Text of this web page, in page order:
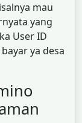
mau
yang
User ID
ya desa